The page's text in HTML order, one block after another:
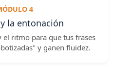
4
la entonación
el ritmo para que tus frases
y ganen fluidez.